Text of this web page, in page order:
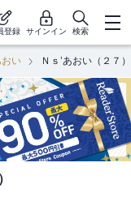
登録 サインイン 検索
おい Ｎｓ’あおい（２７）